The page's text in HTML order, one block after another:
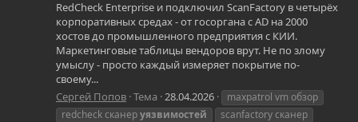
RedCheck Enterprise и подключил ScanFactory в четырёх
корпоративных средах - от госоргана с AD на 2000
хостов до промышленного предприятия с КИИ.
Маркетинговые таблицы вендоров врут. Не по злому
умыслу - просто каждый измеряет покрытие по-
своему...
Сергей Попов Тема 28.04.2026
maxpatrol vm обзор
redcheck сканеруязвимостей
scanfactory сканер